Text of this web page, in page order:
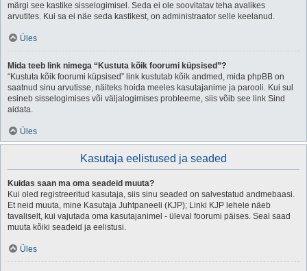
märgi see kastike sisselogimisel. Seda ei ole soovitatav teha avalikes
arvutites. Kui sa ei näe seda kastikest, on administraator selle keelanud.
Üles
Mida teeb link nimega “Kustuta kõik foorumi küpsised”?
“Kustuta kõik foorumi küpsised” link kustutab kõik andmed, mida phpBB on
saatnud sinu arvutisse, näiteks hoida meeles kasutajanime ja parooli. Kui sul
esineb sisselogimises või väljalogimises probleeme, siis võib see link Sind
aidata.
Üles
Kasutaja eelistused ja seaded
Kuidas saan ma oma seadeid muuta?
Kui oled registreeritud kasutaja, siis sinu seaded on salvestatud andmebaasi.
Et neid muuta, mine Kasutaja Juhtpaneeli (KJP); Linki KJP lehele näeb
tavaliselt, kui vajutada oma kasutajanimel - üleval foorumi päises. Seal saad
muuta kõiki seadeid ja eelistusi.
Üles